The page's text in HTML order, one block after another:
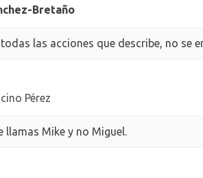
Bretaño
las acciones que describe, no se
Pérez
llamas Mike y no Miguel.